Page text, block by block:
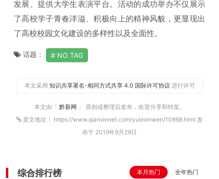
发展、提供大学生表演平台。活动的成功举办不仅展示
了高校学子青春洋溢、积极向上的精神风貌，更显现出
了高校校园文化建设的多样性以及全面性。
话题： NO TAG
本文采用 知识共享署名-相同方式共享 4.0 国际许可协议 进行许可
本文由「 黔新网 」 原创或整理后发布，欢迎分享和转发。
原文地址： https://www.qianxinnet.com/yulexinwen/10868.html 发
布于 2019年9月29日
综合排行榜 本月热门 全年热门